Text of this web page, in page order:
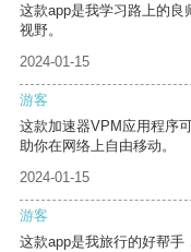
这款app是我学习路上的
视野。
2024-01-15
游客
这款加速器VPM应用程序
助你在网络上自由移动。
2024-01-15
游客
这款app是我旅行的好帮